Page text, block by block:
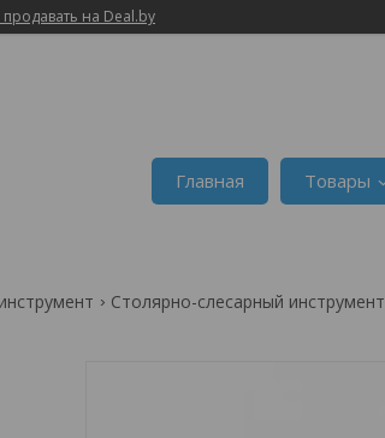
продавать на Deal.by
Главная Товары
Столярно-слесарный инструмент